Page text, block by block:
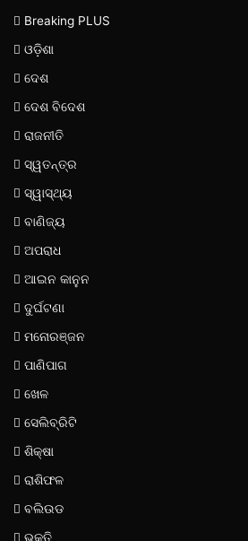
Breaking PLUS
ଓଡ଼ିଶା
ଦେଶ
ଦେଶ ବିଦେଶ
ରାଜନୀତି
ସ୍ୱତନ୍ତ୍ର
ସ୍ୱାସ୍ଥ୍ୟ
ବାଣିଜ୍ୟ
ଅପରାଧ
ଆଇନ କାନୁନ
ଦୁର୍ଘଟଣା
ମନୋରଞ୍ଜନ
ପାଣିପାଗ
ଖେଳ
ସେଲିବ୍ରିଟି
ଶିକ୍ଷା
ରାଶିଫଳ
ବଲିଉଡ
ଭକ୍ତି